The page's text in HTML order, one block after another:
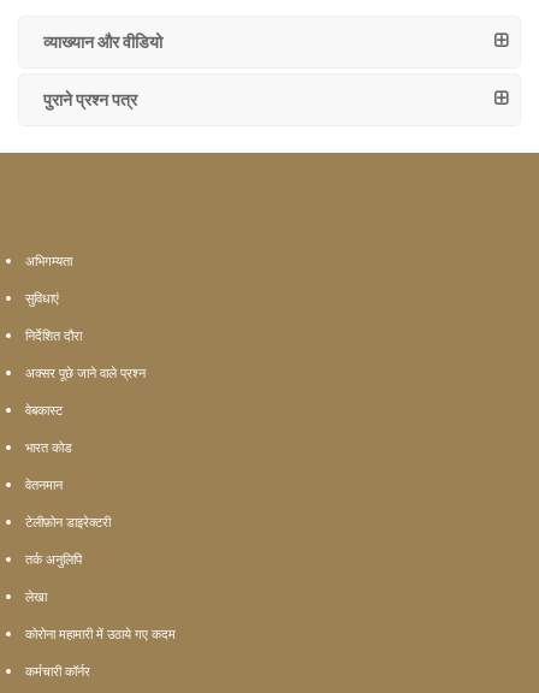
व्याख्यान और वीडियो
पुराने प्रश्न पत्र
अभिगम्यता
सुविधाएं
निर्देशित दौरा
अक्सर पूछे जाने वाले प्रश्न
वेबकास्ट
भारत कोड
वेतनमान
टेलीफ़ोन डाइरेक्टरी
तर्क अनुलिपि
लेखा
कोरोना महामारी में उठाये गए कदम
कर्मचारी कॉर्नर